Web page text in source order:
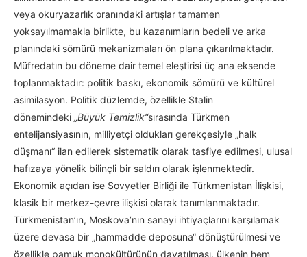
veya okuryazarlık oranındaki artışlar tamamen
yoksayılmamakla birlikte, bu kazanımların bedeli ve arka
planındaki sömürü mekanizmaları ön plana çıkarılmaktadır.
Müfredatın bu döneme dair temel eleştirisi üç ana eksende
toplanmaktadır: politik baskı, ekonomik sömürü ve kültürel
asimilasyon. Politik düzlemde, özellikle Stalin
dönemindeki „Büyük Temizlik“sırasında Türkmen
entelijansiyasının, milliyetçi oldukları gerekçesiyle „halk
düşmanı“ ilan edilerek sistematik olarak tasfiye edilmesi, ulusal
hafızaya yönelik bilinçli bir saldırı olarak işlenmektedir.
Ekonomik açıdan ise Sovyetler Birliği ile Türkmenistan İlişkisi,
klasik bir merkez-çevre ilişkisi olarak tanımlanmaktadır.
Türkmenistan’ın, Moskova’nın sanayi ihtiyaçlarını karşılamak
üzere devasa bir „hammadde deposuna“ dönüştürülmesi ve
özellikle pamuk monokültürünün dayatılması, ülkenin hem